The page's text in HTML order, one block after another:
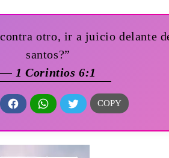
otro, ir a juicio delante
santos?”
— 1 Corintios 6:1